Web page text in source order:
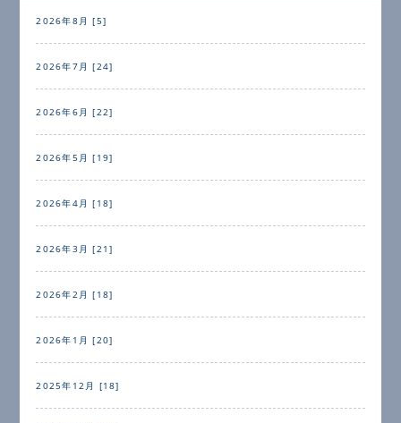
2026年8月 [5]
2026年7月 [24]
2026年6月 [22]
2026年5月 [19]
2026年4月 [18]
2026年3月 [21]
2026年2月 [18]
2026年1月 [20]
2025年12月 [18]